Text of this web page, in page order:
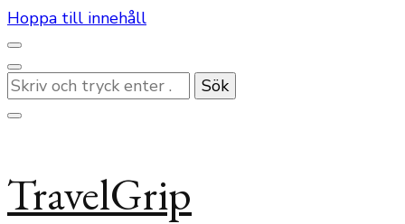
Hoppa till innehåll
Letar
du
efter
TravelGrip